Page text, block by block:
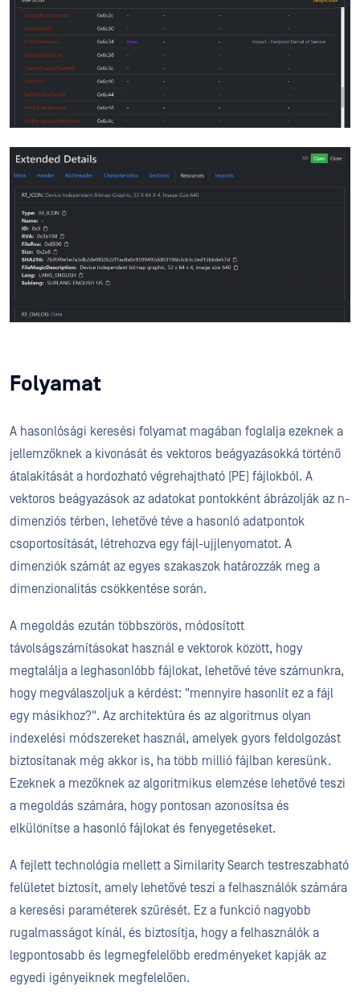
Folyamat
A hasonlósági keresési folyamat magában foglalja ezeknek a
jellemzőknek a kivonását és vektoros beágyazásokká történő
átalakítását a hordozható végrehajtható (PE) fájlokból. A
vektoros beágyazások az adatokat pontokként ábrázolják az n-
dimenziós térben, lehetővé téve a hasonló adatpontok
csoportosítását, létrehozva egy fájl-ujjlenyomatot. A
dimenziók számát az egyes szakaszok határozzák meg a
dimenzionalitás csökkentése során.
A megoldás ezután többszörös, módosított
távolságszámításokat használ e vektorok között, hogy
megtalálja a leghasonlóbb fájlokat, lehetővé téve számunkra,
hogy megválaszoljuk a kérdést: "mennyire hasonlít ez a fájl
egy másikhoz?". Az architektúra és az algoritmus olyan
indexelési módszereket használ, amelyek gyors feldolgozást
biztosítanak még akkor is, ha több millió fájlban keresünk.
Ezeknek a mezőknek az algoritmikus elemzése lehetővé teszi
a megoldás számára, hogy pontosan azonosítsa és
elkülönítse a hasonló fájlokat és fenyegetéseket.
A fejlett technológia mellett a Similarity Search testreszabható
felületet biztosít, amely lehetővé teszi a felhasználók számára
a keresési paraméterek szűrését. Ez a funkció nagyobb
rugalmasságot kínál, és biztosítja, hogy a felhasználók a
legpontosabb és legmegfelelőbb eredményeket kapják az
egyedi igényeiknek megfelelően.